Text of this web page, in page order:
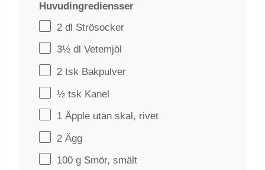
Huvudingrediensser
2 dl Strösocker
3½ dl Vetemjöl
2 tsk Bakpulver
½ tsk Kanel
1 Äpple utan skal, rivet
2 Ägg
100 g Smör, smält